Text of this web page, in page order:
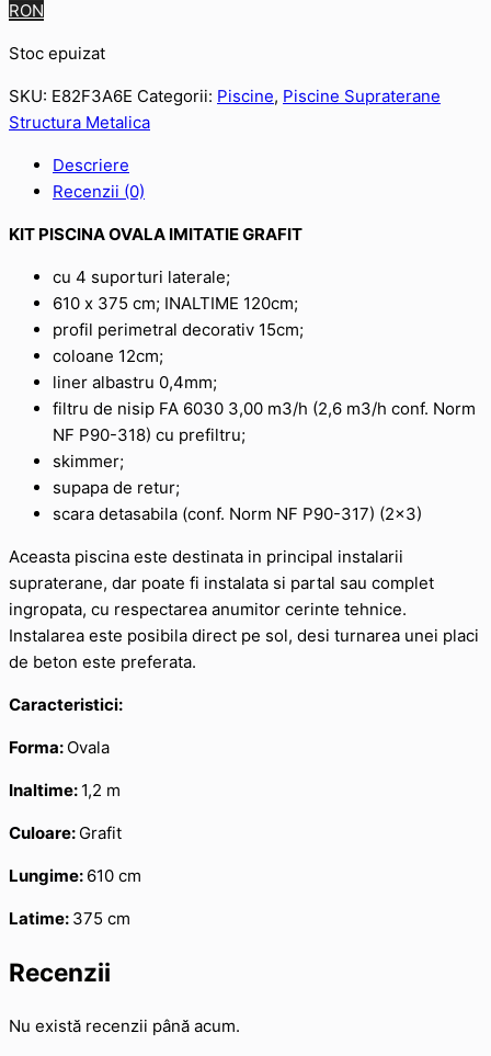
RON
Stoc epuizat
SKU: E82F3A6E Categorii: Piscine, Piscine Supraterane
Structura Metalica
Descriere
Recenzii (0)
KIT PISCINA OVALA IMITATIE GRAFIT
cu 4 suporturi laterale;
610 х 375 cm; INALTIME 120cm;
profil perimetral decorativ 15cm;
coloane 12cm;
liner albastru 0,4mm;
filtru de nisip FA 6030 3,00 m3/h (2,6 m3/h conf. Norm
NF P90-318) cu prefiltru;
skimmer;
supapa de retur;
scara detasabila (conf. Norm NF P90-317) (2×3)
Aceasta piscina este destinata in principal instalarii
supraterane, dar poate fi instalata si partal sau complet
ingropata, cu respectarea anumitor cerinte tehnice.
Instalarea este posibila direct pe sol, desi turnarea unei placi
de beton este preferata.
Caracteristici:
Forma: Ovala
Inaltime: 1,2 m
Culoare: Grafit
Lungime: 610 cm
Latime: 375 cm
Recenzii
Nu există recenzii până acum.